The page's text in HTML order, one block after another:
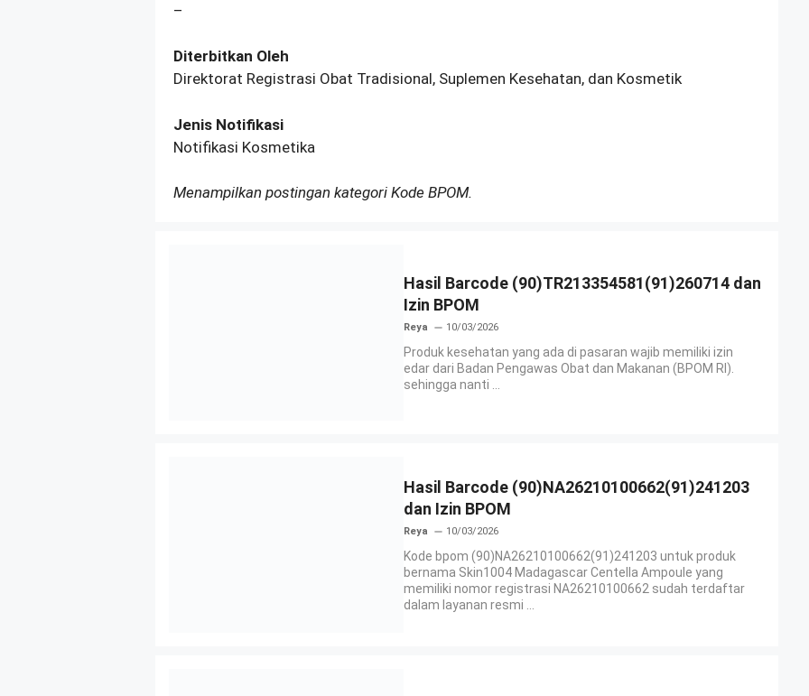
–
Diterbitkan Oleh
Direktorat Registrasi Obat Tradisional, Suplemen Kesehatan, dan Kosmetik
Jenis Notifikasi
Notifikasi Kosmetika
Menampilkan postingan kategori Kode BPOM.
Hasil Barcode (90)TR213354581(91)260714 dan
Izin BPOM
Reya 10/03/2026
Produk kesehatan yang ada di pasaran wajib memiliki izin
edar dari Badan Pengawas Obat dan Makanan (BPOM RI).
sehingga nanti ...
Hasil Barcode (90)NA26210100662(91)241203
dan Izin BPOM
Reya 10/03/2026
Kode bpom (90)NA26210100662(91)241203 untuk produk
bernama Skin1004 Madagascar Centella Ampoule yang
memiliki nomor registrasi NA26210100662 sudah terdaftar
dalam layanan resmi ...